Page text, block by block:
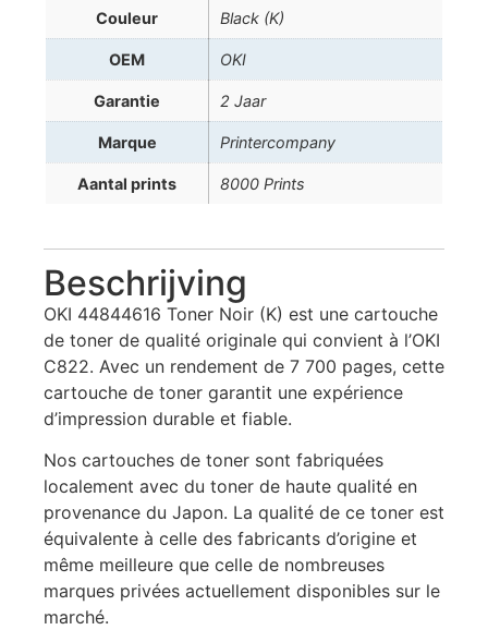
Couleur Black (K)
OEM OKI
Garantie 2 Jaar
Marque Printercompany
Aantal prints 8000 Prints
Beschrijving
OKI 44844616 Toner Noir (K) est une cartouche
de toner de qualité originale qui convient à l’OKI
C822. Avec un rendement de 7 700 pages, cette
cartouche de toner garantit une expérience
d’impression durable et fiable.
Nos cartouches de toner sont fabriquées
localement avec du toner de haute qualité en
provenance du Japon. La qualité de ce toner est
équivalente à celle des fabricants d’origine et
même meilleure que celle de nombreuses
marques privées actuellement disponibles sur le
marché.